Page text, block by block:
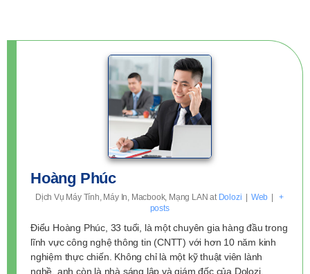
Hoàng Phúc
Dịch Vụ Máy Tính, Máy In, Macbook, Mạng LAN at Dolozi | Web |
+
posts
Điểu Hoàng Phúc, 33 tuổi, là một chuyên gia hàng đầu trong
lĩnh vực công nghệ thông tin (CNTT) với hơn 10 năm kinh
nghiệm thực chiến. Không chỉ là một kỹ thuật viên lành
nghề, anh còn là nhà sáng lập và giám đốc của Dolozi,